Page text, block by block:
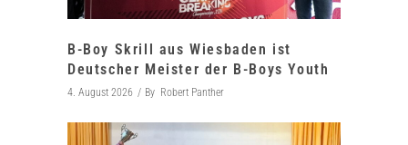
B-Boy Skrill aus Wiesbaden ist
Deutscher Meister der B-Boys Youth
4. August 2026 By Robert Panther